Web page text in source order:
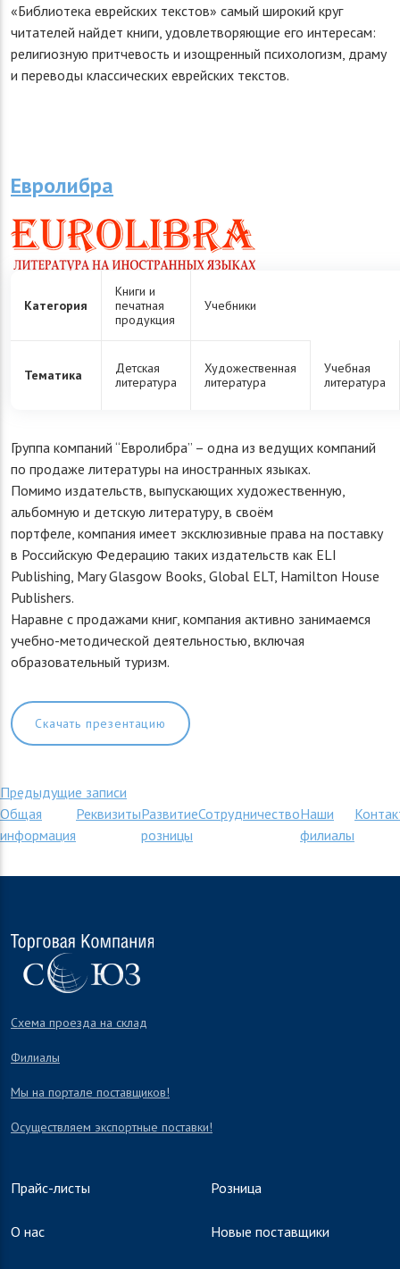
«Библиотека еврейских текстов» самый широкий круг
читателей найдет книги, удовлетворяющие его интересам:
религиозную притчевость и изощренный психологизм, драму
и переводы классических еврейских текстов.
Евролибра
Категория
Книги и
печатная
продукция
Учебники
Тематика
Детская
литература
Художественная
литература
Учебная
литература
Группа компаний “Евролибра” – одна из ведущих компаний
по продаже литературы на иностранных языках.
Помимо издательств, выпускающих художественную,
альбомную и детскую литературу, в своём
портфеле, компания имеет эксклюзивные права на поставку
в Российскую Федерацию таких издательств как ELI
Publishing, Mary Glasgow Books, Global ELT, Hamilton House
Publishers.
Наравне с продажами книг, компания активно занимаемся
учебно-методической деятельностью, включая
образовательный туризм.
Скачать презентацию
Навигация
по
записям
Предыдущие записи
Общая
информация
РеквизитыРазвитие
розницы
СотрудничествоНаши
филиалы
Схема проезда на склад
Филиалы
Мы на портале поставщиков!
Осуществляем экспортные поставки!
Прайс-листы
О нас
Розница
Новые поставщики